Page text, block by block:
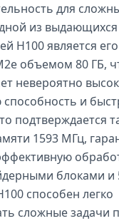
для
из выдающихся
H100 является
объемом 80 ГБ,
невероятно
и
подтверждается
1593 МГц,
блоками
способен легко
сложные задачи